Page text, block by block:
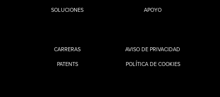
SOLUCIONES
APOYO
CARRERAS
PATENTS
AVISO DE PRIVACIDAD
POLÍTICA DE COOKIES